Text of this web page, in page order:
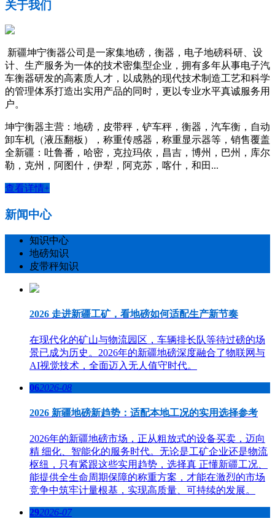
关于我们
新疆坤宁衡器公司是一家集地磅，衡器，电子地磅科研、设
计、生产服务为一体的技术密集型企业，拥有多年从事电子汽
车衡器研发的高素质人才，以成熟的现代技术制造工艺和科学
的管理体系打造出实用产品的同时，更以专业水平真诚服务用
户。
坤宁衡器主营：地磅，皮带秤，铲车秤，衡器，汽车衡，自动
卸车机（液压翻板），称重传感器，称重显示器等，销售覆盖
全新疆：吐鲁番，哈密，克拉玛依，昌吉，博州，巴州，库尔
勒，克州，阿图什，伊犁，阿克苏，喀什，和田...
查看详情+
新闻中心
知识中心
地磅知识
皮带秤知识
2026 走进新疆工矿，看地磅如何适配生产新节奏
在现代化的矿山与物流园区，车辆排长队等待过磅的场
景已成为历史。2026年的新疆地磅深度融合了物联网与
AI视觉技术，全面迈入无人值守时代。
062026-08
2026 新疆地磅新趋势：适配本地工况的实用选择参考
2026年的新疆地磅市场，正从粗放式的设备买卖，迈向
精 细化、智能化的服务时代。无论是工矿企业还是物流
枢纽，只有紧跟这些实用趋势，选择真 正懂新疆工况、
能提供全生命周期保障的称重方案，才能在激烈的市场
竞争中筑牢计量根基，实现高质量、可持续的发展。
292026-07